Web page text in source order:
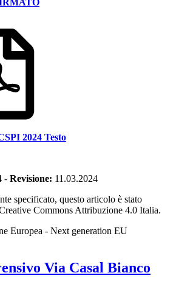
2024 Testo
- Revisione: 11.03.2024
specificato, questo articolo è stato
Commons Attribuzione 4.0 Italia.
Via Casal Bianco